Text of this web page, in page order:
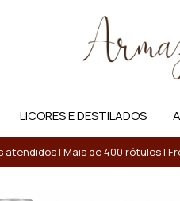
LICORES E DESTILADOS
atendidos | Mais de 400 rótulos |